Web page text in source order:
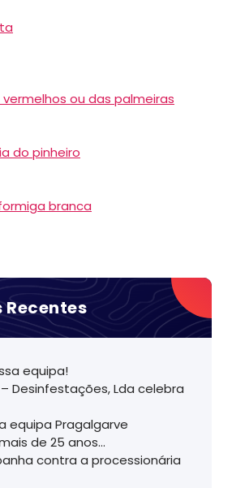
vermelhos ou das palmeiras
do pinheiro
branca
equipa!
Desinfestações, Lda celebra
equipa Pragalgarve
de 25 anos…
contra a processionária